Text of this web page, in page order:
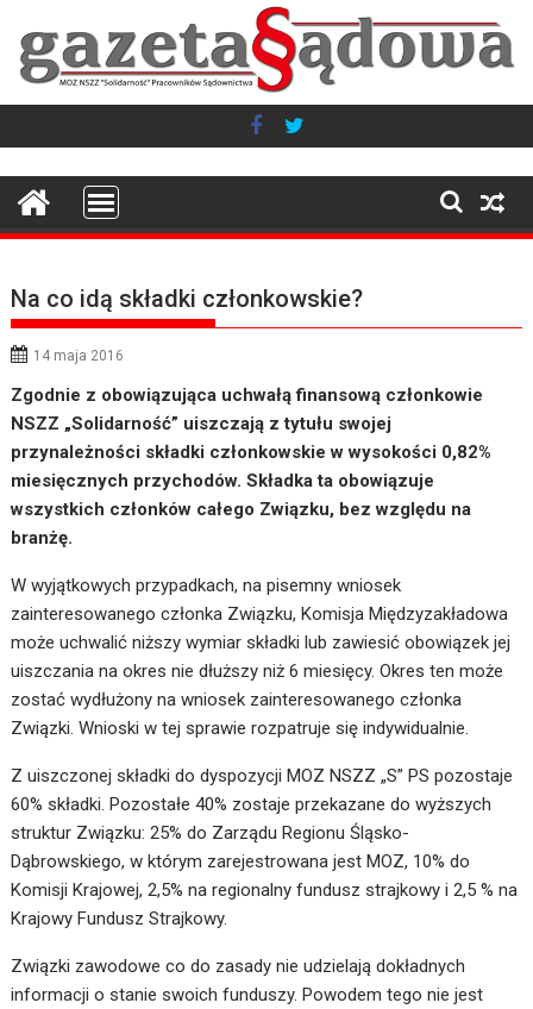
content
Na co idą składki członkowskie?
14 maja 2016
Zgodnie z obowiązująca uchwałą finansową członkowie
NSZZ „Solidarność” uiszczają z tytułu swojej
przynależności składki członkowskie w wysokości 0,82%
miesięcznych przychodów. Składka ta obowiązuje
wszystkich członków całego Związku, bez względu na
branżę.
W wyjątkowych przypadkach, na pisemny wniosek
zainteresowanego członka Związku, Komisja Międzyzakładowa
może uchwalić niższy wymiar składki lub zawiesić obowiązek jej
uiszczania na okres nie dłuższy niż 6 miesięcy. Okres ten może
zostać wydłużony na wniosek zainteresowanego członka
Związki. Wnioski w tej sprawie rozpatruje się indywidualnie.
Z uiszczonej składki do dyspozycji MOZ NSZZ „S” PS pozostaje
60% składki. Pozostałe 40% zostaje przekazane do wyższych
struktur Związku: 25% do Zarządu Regionu Śląsko-
Dąbrowskiego, w którym zarejestrowana jest MOZ, 10% do
Komisji Krajowej, 2,5% na regionalny fundusz strajkowy i 2,5 % na
Krajowy Fundusz Strajkowy.
Związki zawodowe co do zasady nie udzielają dokładnych
informacji o stanie swoich funduszy. Powodem tego nie jest